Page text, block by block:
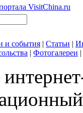
VisitChina.ru
и события | Статьи |
| Фотогалереи |